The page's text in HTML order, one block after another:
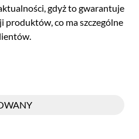
gdyż to gwarantuje
produktów, co ma szczególne